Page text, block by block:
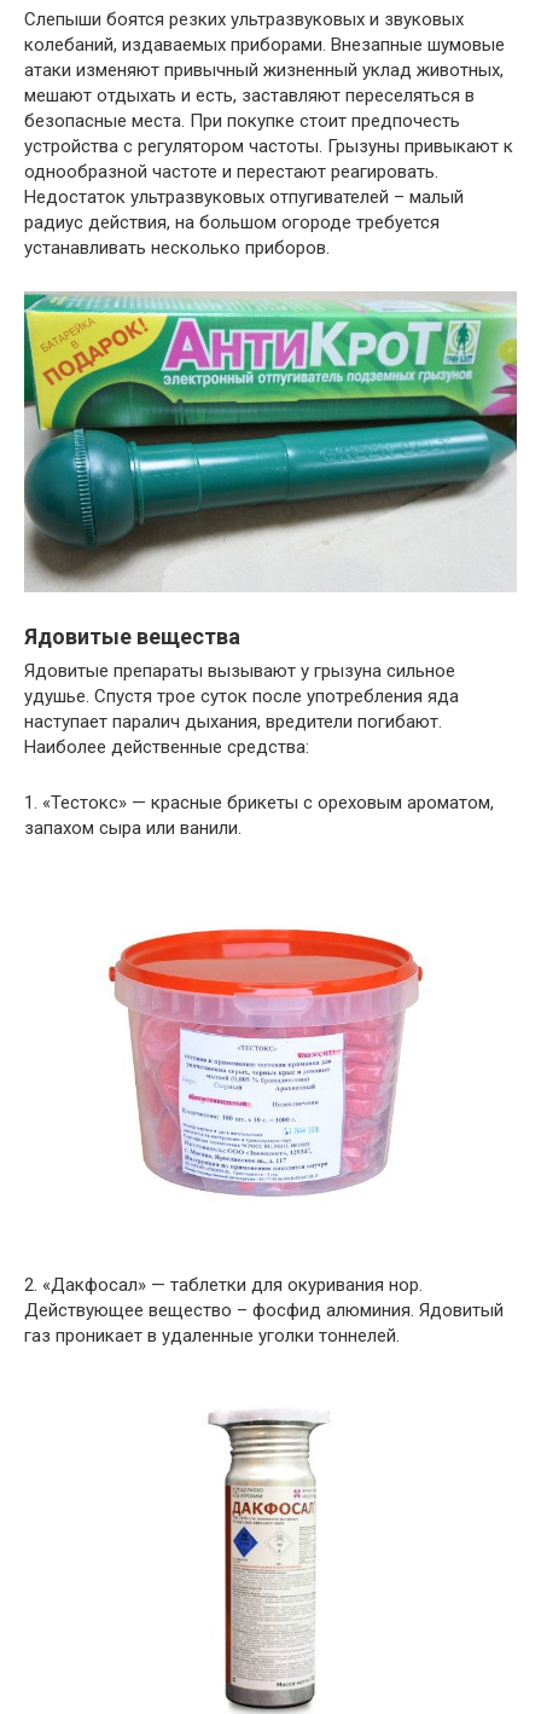
Слепыши боятся резких ультразвуковых и звуковых
колебаний, издаваемых приборами. Внезапные шумовые
атаки изменяют привычный жизненный уклад животных,
мешают отдыхать и есть, заставляют переселяться в
безопасные места. При покупке стоит предпочесть
устройства с регулятором частоты. Грызуны привыкают к
однообразной частоте и перестают реагировать.
Недостаток ультразвуковых отпугивателей – малый
радиус действия, на большом огороде требуется
устанавливать несколько приборов.
Ядовитые вещества
Ядовитые препараты вызывают у грызуна сильное
удушье. Спустя трое суток после употребления яда
наступает паралич дыхания, вредители погибают.
Наиболее действенные средства:
1. «Тестокс» — красные брикеты с ореховым ароматом,
запахом сыра или ванили.
2. «Дакфосал» — таблетки для окуривания нор.
Действующее вещество – фосфид алюминия. Ядовитый
газ проникает в удаленные уголки тоннелей.